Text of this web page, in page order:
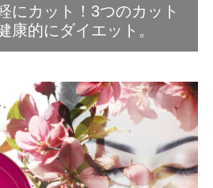
にカット！3つのカット
康的にダイエット。